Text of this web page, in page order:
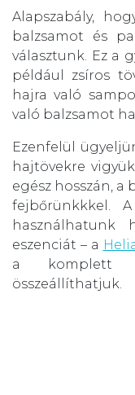
Alapszabály,
balzsamot és
választunk. Ez a
például zsíros
hajra való
való balzsamot
Ezenfelül
hajtövekre
egész hosszán, a
fejbőrünkkkel.
használhatunk
eszenciát – a
a komplett
összeállíthatjuk.